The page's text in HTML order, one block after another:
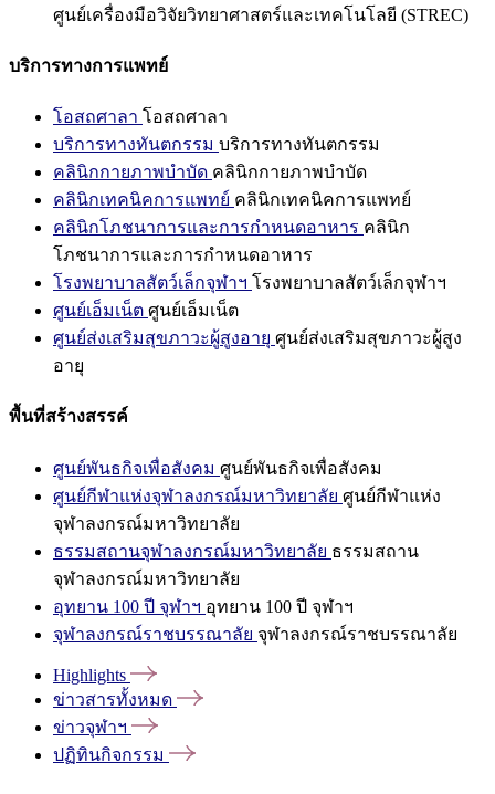
ศูนย์เครื่องมือวิจัยวิทยาศาสตร์และเทคโนโลยี (STREC)
บริการทางการแพทย์
โอสถศาลา โอสถศาลา
บริการทางทันตกรรม บริการทางทันตกรรม
คลินิกกายภาพบำบัด คลินิกกายภาพบำบัด
คลินิกเทคนิคการแพทย์ คลินิกเทคนิคการแพทย์
คลินิกโภชนาการและการกำหนดอาหาร คลินิก
โภชนาการและการกำหนดอาหาร
โรงพยาบาลสัตว์เล็กจุฬาฯ โรงพยาบาลสัตว์เล็กจุฬาฯ
ศูนย์เอ็มเน็ต ศูนย์เอ็มเน็ต
ศูนย์ส่งเสริมสุขภาวะผู้สูงอายุ ศูนย์ส่งเสริมสุขภาวะผู้สูง
อายุ
พื้นที่สร้างสรรค์
ศูนย์พันธกิจเพื่อสังคม ศูนย์พันธกิจเพื่อสังคม
ศูนย์กีฬาแห่งจุฬาลงกรณ์มหาวิทยาลัย ศูนย์กีฬาแห่ง
จุฬาลงกรณ์มหาวิทยาลัย
ธรรมสถานจุฬาลงกรณ์มหาวิทยาลัย ธรรมสถาน
จุฬาลงกรณ์มหาวิทยาลัย
อุทยาน 100 ปี จุฬาฯ อุทยาน 100 ปี จุฬาฯ
จุฬาลงกรณ์ราชบรรณาลัย จุฬาลงกรณ์ราชบรรณาลัย
Highlights
ข่าวสารทั้งหมด
ข่าวจุฬาฯ
ปฏิทินกิจกรรม